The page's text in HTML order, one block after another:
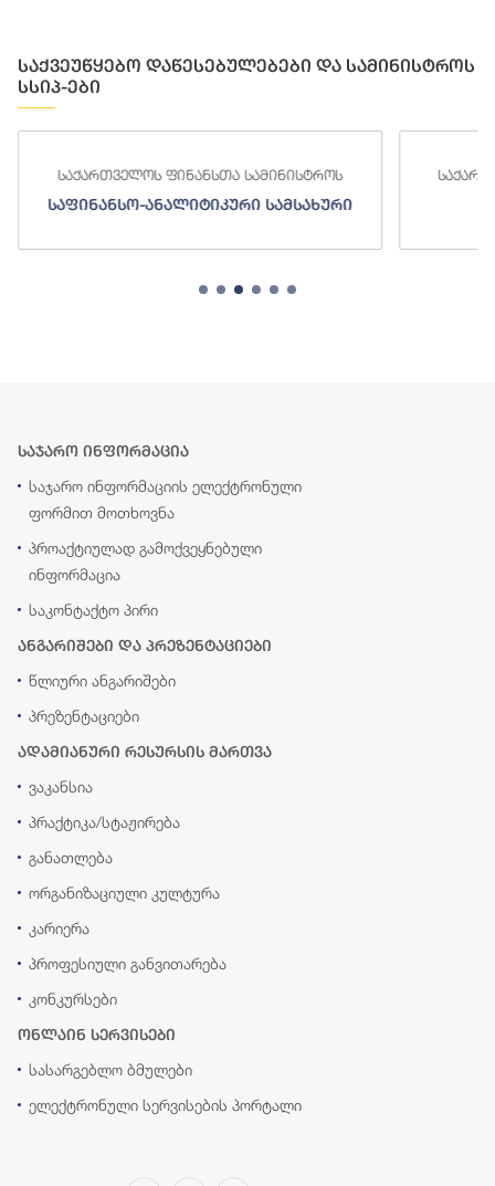
საქვეუწყებო დაწესებულებები და სამინისტროს
სსიპ-ები
საქართველოს ფინანსთა სამინისტროს
საფინანსო-ანალიტიკური სამსახური
საჯარო ინფორმაცია
საჯარო ინფორმაციის ელექტრონული
ფორმით მოთხოვნა
პროაქტიულად გამოქვეყნებული
ინფორმაცია
საკონტაქტო პირი
ანგარიშები და პრეზენტაციები
წლიური ანგარიშები
პრეზენტაციები
ადამიანური რესურსის მართვა
ვაკანსია
პრაქტიკა/სტაჟირება
განათლება
ორგანიზაციული კულტურა
კარიერა
პროფესიული განვითარება
კონკურსები
ონლაინ სერვისები
სასარგებლო ბმულები
ელექტრონული სერვისების პორტალი